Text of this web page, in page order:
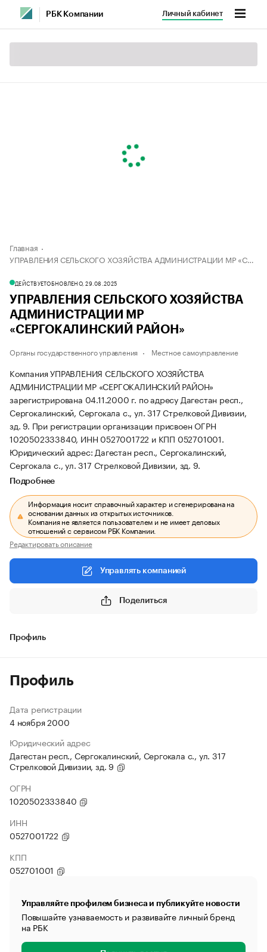
РБК Компании Личный кабинет
Главная
УПРАВЛЕНИЯ СЕЛЬСКОГО ХОЗЯЙСТВА АДМИНИСТРАЦИИ МР «СЕРГОКАЛИНСКИЙ РАЙОН»
ДЕЙСТВУЕТОБНОВЛЕНО, 29.08.2025
УПРАВЛЕНИЯ СЕЛЬСКОГО ХОЗЯЙСТВА
АДМИНИСТРАЦИИ МР
«СЕРГОКАЛИНСКИЙ РАЙОН»
Органы государственного управления Местное самоуправление
Компания УПРАВЛЕНИЯ СЕЛЬСКОГО ХОЗЯЙСТВА
АДМИНИСТРАЦИИ МР «СЕРГОКАЛИНСКИЙ РАЙОН»
зарегистрирована 04.11.2000 г. по адресу Дагестан респ.,
Сергокалинский, Сергокала с., ул. 317 Стрелковой Дивизии,
зд. 9. При регистрации организации присвоен ОГРН
1020502333840, ИНН 0527001722 и КПП 052701001.
Юридический адрес: Дагестан респ., Сергокалинский,
Сергокала с., ул. 317 Стрелковой Дивизии, зд. 9.
Подробнее
Информация носит справочный характер и сгенерирована на
основании данных из открытых источников.
Компания не является пользователем и не имеет деловых
отношений с сервисом РБК Компании.
Редактировать описание
Управлять компанией
Поделиться
Профиль
Профиль
Дата регистрации
4 ноября 2000
Юридический адрес
Дагестан респ., Сергокалинский, Сергокала с., ул. 317
Стрелковой Дивизии, зд. 9
ОГРН
1020502333840
ИНН
0527001722
КПП
052701001
Управляйте профилем бизнеса и публикуйте новости
Повышайте узнаваемость и развивайте личный бренд
на РБК